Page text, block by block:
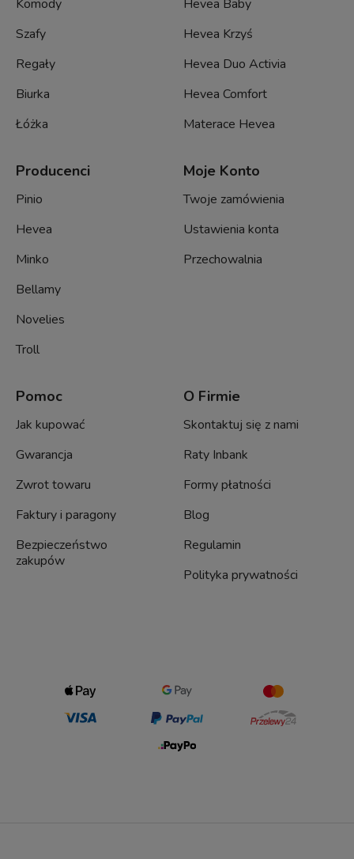
Komody
Szafy
Regały
Biurka
Łóżka
Hevea Baby
Hevea Krzyś
Hevea Duo Activia
Hevea Comfort
Materace Hevea
Producenci
Pinio
Hevea
Minko
Bellamy
Novelies
Troll
Moje Konto
Twoje zamówienia
Ustawienia konta
Przechowalnia
Pomoc
Jak kupować
Gwarancja
Zwrot towaru
Faktury i paragony
Bezpieczeństwo
zakupów
O Firmie
Skontaktuj się z nami
Raty Inbank
Formy płatności
Blog
Regulamin
Polityka prywatności